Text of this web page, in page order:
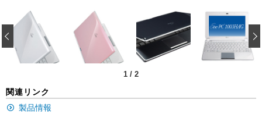
[EdoErgo] オフィスチェア 椅子 テレワーク 疲れな
い 跳ね上げ式アームレスト コンパクト 約105度ロッ
キング pc 事務椅子 360度回転 座面昇降 強化ナイロ
ン樹脂ベース 通気性メッシュ 在宅ワーク H-WY01
(黒網+黒枠+黒足)
￥5,699
ュチェア 人間工学 疲れない ブラック
EIZO ビジネス向けプレミアムモニター | FlexScan
EV3240X-WT | 31.5型4K UHD・USB Type-C・ホワ
イト
￥105,595
Amazonベーシック ペットシーツ 薄型 レギュラー 1
回使い捨て 無香料 ホワイト 300枚
￥3,373
x2袋(84枚) ホワイト(吸収面:ライトブルー)
1 / 2
‹
関連リンク
製品情報